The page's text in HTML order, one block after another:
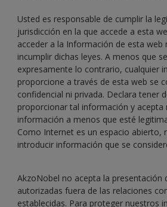
Usted es responsable de cumplir la
jurisdicción en la que accede a esta
acceder a la Información de esta web
incumplir dichas leyes. A menos que
expresamente lo contrario, cualquier
proporcione a través de esta web se
confidencial ni privada. Declara tener
proporcionar tal información y acepta
información a menos que esté
Como Internet es un espacio abierto,
introducir información que se
AkzoNobel no acepta la presentación
autorizadas fuera de las relaciones
establecidas. Para proteger nuestros